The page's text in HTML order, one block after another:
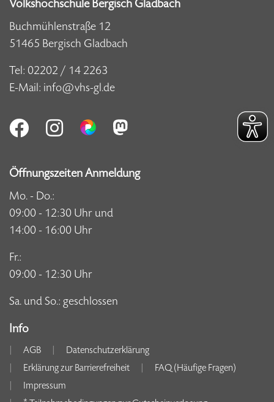
Volkshochschule Bergisch Gladbach
Buchmühlenstraße 12
51465 Bergisch Gladbach
Tel: 02202 / 14 2263
E-Mail: info@vhs-gl.de
Öffnungszeiten Anmeldung
Mo. - Do.:
09:00 - 12:30 Uhr und
14:00 - 16:00 Uhr
Fr.:
09:00 - 12:30 Uhr
Sa. und So.: geschlossen
Info
AGB
Datenschutzerklärung
Erklärung zur Barrierefreiheit
FAQ (Häufige Fragen)
Impressum